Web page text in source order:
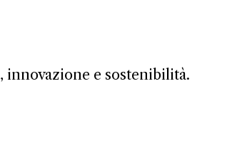
innovazione e sostenibilità.